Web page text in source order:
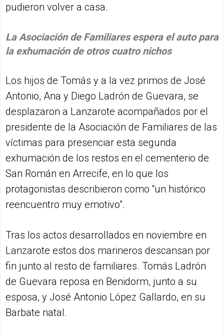
pudieron volver a casa.
La Asociación de Familiares espera el auto para
la exhumación de otros cuatro nichos
Los hijos de Tomás y a la vez primos de José
Antonio, Ana y Diego Ladrón de Guevara, se
desplazaron a Lanzarote acompañados por el
presidente de la Asociación de Familiares de las
víctimas para presenciar esta segunda
exhumación de los restos en el cementerio de
San Román en Arrecife, en lo que los
protagonistas describieron como “un histórico
reencuentro muy emotivo”.
Tras los actos desarrollados en noviembre en
Lanzarote estos dos marineros descansan por
fin junto al resto de familiares. Tomás Ladrón
de Guevara reposa en Benidorm, junto a su
esposa, y José Antonio López Gallardo, en su
Barbate natal.